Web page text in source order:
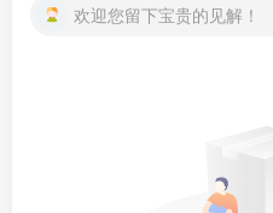
欢迎您留下宝贵的见解！